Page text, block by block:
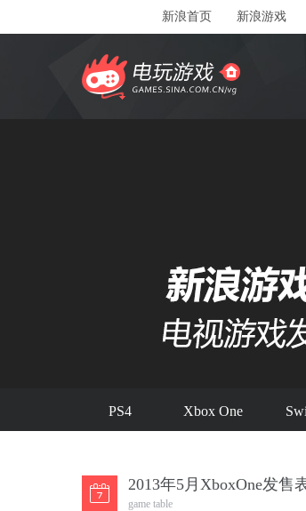
新浪首页 新浪游戏
PS4 Xbox One
2013年5月XboxOne发售
game table